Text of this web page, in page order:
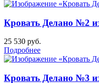
Кровать Делано №2
25 530 руб.
Подробнее
Кровать Делано №3